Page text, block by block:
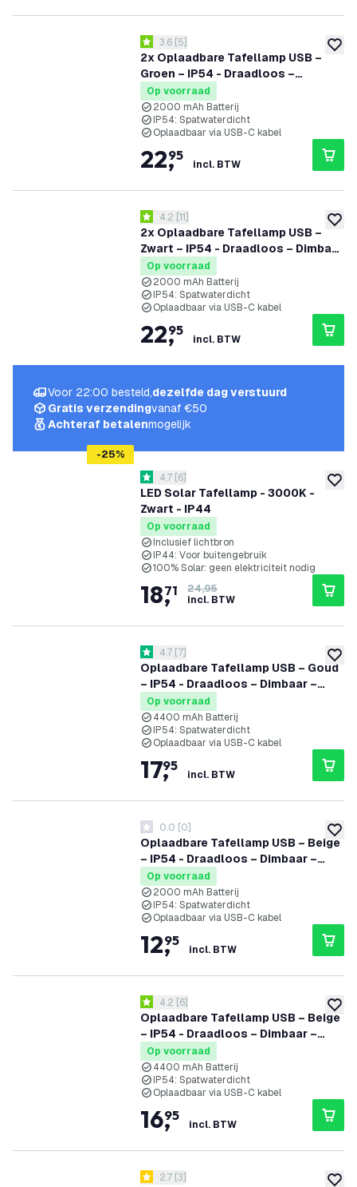
2x Oplaadbare Tafellamp USB –
Groen – IP54 - Draadloos –
Dimbaar – CCT – 2000 mAh Batterij
- Vita
reviews drawer openen
3.6 score sterren
3.6 [5]
Op voorraad
2000 mAh Batterij
IP54: Spatwaterdicht
Oplaadbaar via USB-C kabel
22,
95
incl. BTW
2x Oplaadbare Tafellamp USB –
Zwart – IP54 - Draadloos – Dimbaar
– CCT – 2000 mAh Batterij - Vita
reviews drawer openen
4.2 score sterren
4.2 [11]
Op voorraad
2000 mAh Batterij
IP54: Spatwaterdicht
Oplaadbaar via USB-C kabel
22,
95
incl. BTW
-25%
LED Solar Tafellamp - 3000K -
Zwart - IP44
reviews drawer openen
4.7 score sterren
4.7 [6]
Op voorraad
Inclusief lichtbron
IP44: Voor buitengebruik
100% Solar: geen elektriciteit nodig
18,
71
24,95
incl. BTW
Oplaadbare Tafellamp USB – Goud
– IP54 - Draadloos – Dimbaar –
CCT – 4400 mAh Batterij - Nyra
reviews drawer openen
4.7 score sterren
4.7 [7]
Op voorraad
4400 mAh Batterij
IP54: Spatwaterdicht
Oplaadbaar via USB-C kabel
17,
95
incl. BTW
Oplaadbare Tafellamp USB – Beige
– IP54 - Draadloos – Dimbaar –
CCT – 2000 mAh Batterij - Vita
0 score sterren
0.0 [0]
Op voorraad
2000 mAh Batterij
IP54: Spatwaterdicht
Oplaadbaar via USB-C kabel
12,
95
incl. BTW
Oplaadbare Tafellamp USB – Beige
– IP54 - Draadloos – Dimbaar –
CCT – 4400 mAh Batterij - Nyra
reviews drawer openen
4.2 score sterren
4.2 [6]
Op voorraad
4400 mAh Batterij
IP54: Spatwaterdicht
Oplaadbaar via USB-C kabel
16,
95
incl. BTW
reviews drawer openen
2.7 score sterren
2.7 [3]
Voor 22:00 besteld,dezelfde dag verstuurd
Gratis verzendingvanaf €50
Achteraf betalenmogelijk